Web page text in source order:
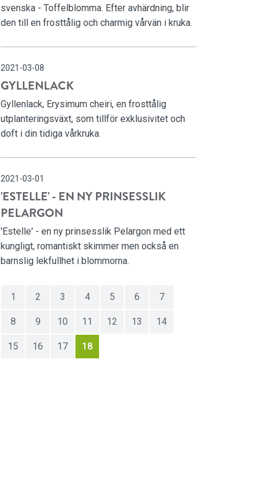
svenska - Toffelblomma. Efter avhärdning, blir
den till en frosttålig och charmig vårvän i kruka.
2021-03-08
GYLLENLACK
Gyllenlack, Erysimum cheiri, en frosttålig
utplanteringsväxt, som tillför exklusivitet och
doft i din tidiga vårkruka.
2021-03-01
'ESTELLE' - EN NY PRINSESSLIK
PELARGON
'Estelle' - en ny prinsesslik Pelargon med ett
kungligt, romantiskt skimmer men också en
barnslig lekfullhet i blommorna.
1 2 3 4 5 6 7
8 9 10 11 12 13 14
15 16 17 18